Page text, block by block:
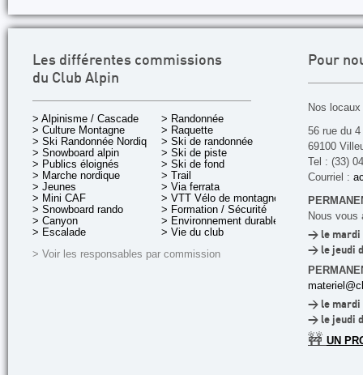
Les différentes commissions
du Club Alpin
> Alpinisme / Cascade
> Culture Montagne
> Ski Randonnée Nordique
> Snowboard alpin
> Publics éloignés
> Marche nordique
> Jeunes
> Mini CAF
> Snowboard rando
> Canyon
> Escalade
> Randonnée
> Raquette
> Ski de randonnée
> Ski de piste
> Ski de fond
> Trail
> Via ferrata
> VTT Vélo de montagne
> Formation / Sécurité
> Environnement durable
> Vie du club
> Voir les responsables par commission
Pour
Nos
56 rue du
69100
Tel : (33)
Courriel :
Nous vous
> le mardi
> le jeudi
> le mardi
> le jeudi
🚧 UN